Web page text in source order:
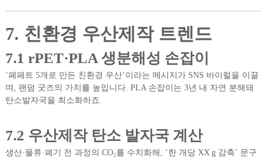
7. 친환경 우산제작 트렌드
7.1 rPET·PLA 생분해성 손잡이
‘폐페트 5개로 만든 친환경 우산’이라는 메시지가 SNS 바이럴을 이끌
며, 팬덤 굿즈의 가치를 높입니다. PLA 손잡이는 3년 내 자연 분해돼
탄소발자국을 최소화하죠.
7.2 우산제작 탄소 발자국 계산
생산·물류·폐기 전 과정의 CO₂를 수치화해, ‘한 개당 XX g 감축’ 문구